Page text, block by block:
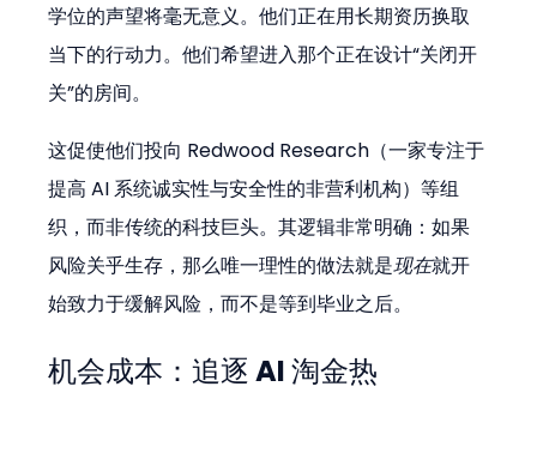
学位的声望将毫无意义。他们正在用长期资历换取
当下的行动力。他们希望进入那个正在设计“关闭开
关”的房间。
这促使他们投向 Redwood Research（一家专注于
提高 AI 系统诚实性与安全性的非营利机构）等组
织，而非传统的科技巨头。其逻辑非常明确：如果
风险关乎生存，那么唯一理性的做法就是现在就开
始致力于缓解风险，而不是等到毕业之后。
机会成本：追逐 AI 淘金热